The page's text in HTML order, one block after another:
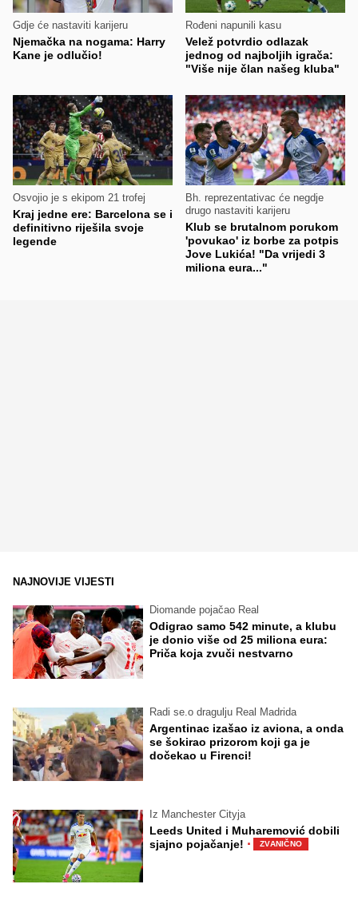
Gdje će nastaviti karijeru
Njemačka na nogama: Harry
Kane je odlučio!
Rođeni napunili kasu
Velež potvrdio odlazak
jednog od najboljih igrača:
"Više nije član našeg kluba"
Osvojio je s ekipom 21 trofej
Kraj jedne ere: Barcelona se i
definitivno riješila svoje
legende
Bh. reprezentativac će negdje
drugo nastaviti karijeru
Klub se brutalnom porukom
'povukao' iz borbe za potpis
Jove Lukića! "Da vrijedi 3
miliona eura..."
NAJNOVIJE VIJESTI
Diomande pojačao Real
Odigrao samo 542 minute, a klubu
je donio više od 25 miliona eura:
Priča koja zvuči nestvarno
Radi se.o dragulju Real Madrida
Argentinac izašao iz aviona, a onda
se šokirao prizorom koji ga je
dočekao u Firenci!
Iz Manchester Cityja
Leeds United i Muharemović dobili
sjajno pojačanje! · ZVANIČNO